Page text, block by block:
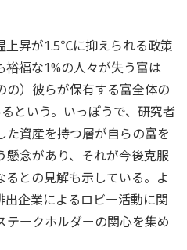
上昇が1.5℃に抑えられる政策
裕福な1%の人々が失う富は
の）彼らが保有する富全体の
という。いっぽうで、研究者
た資産を持つ層が自らの富を
念があり、それが今後克服
との見解も示している。よ
企業によるロビー活動に関
ークホルダーの関心を集め